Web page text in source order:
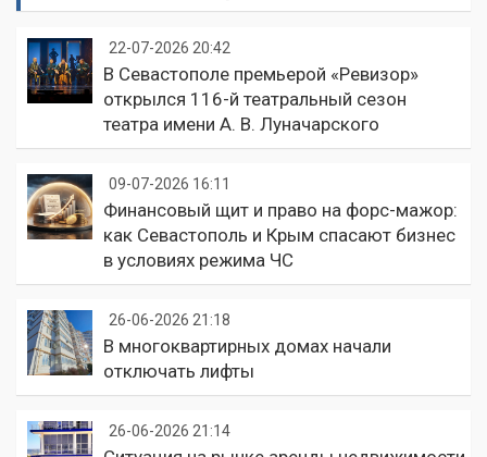
22-07-2026 20:42
В Севастополе премьерой «Ревизор»
открылся 116-й театральный сезон
театра имени А. В. Луначарского
09-07-2026 16:11
Финансовый щит и право на форс-мажор:
как Севастополь и Крым спасают бизнес
в условиях режима ЧС
26-06-2026 21:18
В многоквартирных домах начали
отключать лифты
26-06-2026 21:14